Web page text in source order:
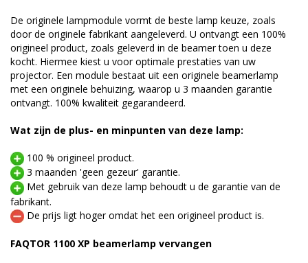
De originele lampmodule vormt de beste lamp keuze, zoals
door de originele fabrikant aangeleverd. U ontvangt een 100%
origineel product, zoals geleverd in de beamer toen u deze
kocht. Hiermee kiest u voor optimale prestaties van uw
projector. Een module bestaat uit een originele beamerlamp
met een originele behuizing, waarop u 3 maanden garantie
ontvangt. 100% kwaliteit gegarandeerd.
Wat zijn de plus- en minpunten van deze lamp:
100 % origineel product.
3 maanden 'geen gezeur' garantie.
Met gebruik van deze lamp behoudt u de garantie van de
fabrikant.
De prijs ligt hoger omdat het een origineel product is.
FAQTOR 1100 XP beamerlamp vervangen